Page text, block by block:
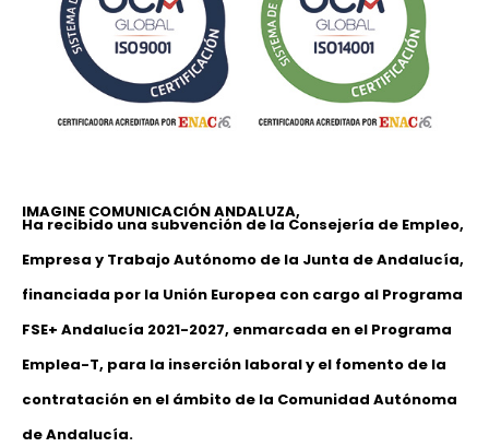
IMAGINE COMUNICACIÓN ANDALUZA,
Ha recibido una subvención de la Consejería de Empleo,
Empresa y Trabajo Autónomo de la Junta de Andalucía,
financiada por la Unión Europea con cargo al Programa
FSE+ Andalucía 2021-2027, enmarcada en el Programa
Emplea-T, para la inserción laboral y el fomento de la
contratación en el ámbito de la Comunidad Autónoma
de Andalucía.